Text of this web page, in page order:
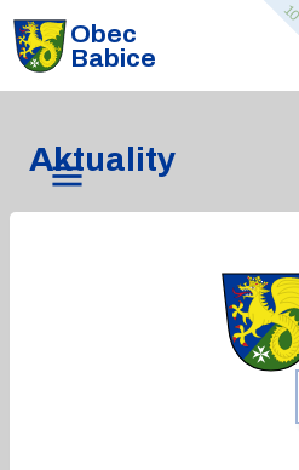
Obec
Babice
10
Aktuality